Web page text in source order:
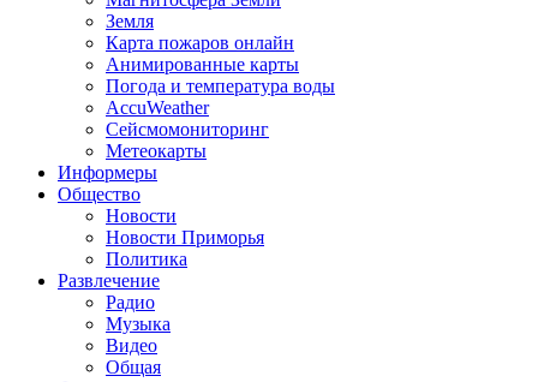
Земля
Карта пожаров онлайн
Анимированные карты
Погода и температура воды
AccuWeather
Сейсмомониторинг
Метеокарты
Информеры
Общество
Новости
Новости Приморья
Политика
Развлечение
Радио
Музыка
Видео
Общая